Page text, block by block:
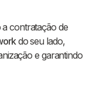
contratação de
do seu lado,
e garantindo